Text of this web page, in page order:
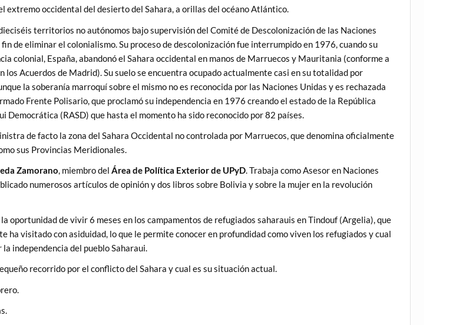
extremo occidental del desierto del Sahara, a orillas del océano Atlántico.
territorios no autónomos bajo supervisión del Comité de Descolonización de las Naciones
fin de eliminar el colonialismo. Su proceso de descolonización fue interrumpido en 1976, cuando su
colonial, España, abandonó el Sahara occidental en manos de Marruecos y Mauritania (conforme a
los Acuerdos de Madrid). Su suelo se encuentra ocupado actualmente casi en su totalidad por
la soberanía marroquí sobre el mismo no es reconocida por las Naciones Unidas y es rechazada
Frente Polisario, que proclamó su independencia en 1976 creando el estado de la República
Democrática (RASD) que hasta el momento ha sido reconocido por 82 países.
de facto la zona del Sahara Occidental no controlada por Marruecos, que denomina oficialmente
sus Provincias Meridionales.
Zamorano, miembro delÁrea de Política Exterior de UPyD. Trabaja como Asesor en Naciones
numerosos artículos de opinión y dos libros sobre Bolivia y sobre la mujer en la revolución
oportunidad de vivir 6 meses en los campamentos de refugiados saharauis en Tindouf (Argelia), que
ha visitado con asiduidad, lo que le permite conocer en profundidad como viven los refugiados y cual
la independencia del pueblo Saharaui.
recorrido por el conflicto del Sahara y cual es su situación actual.